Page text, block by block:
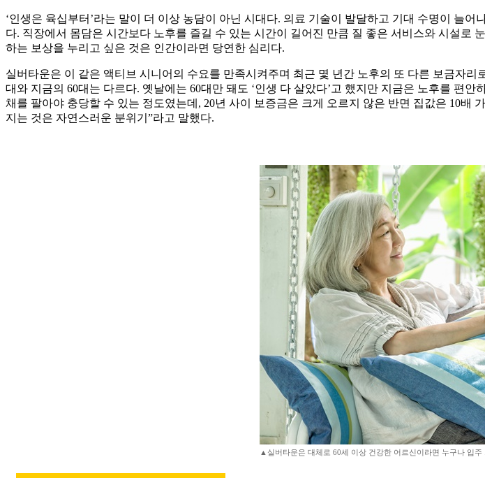
‘인생은 육십부터’라는 말이 더 이상 농담이 아닌 시대다. 의료 기술이 발달하고 기대 수명이 늘
다. 직장에서 몸담은 시간보다 노후를 즐길 수 있는 시간이 길어진 만큼 질 좋은 서비스와 시설로
하는 보상을 누리고 싶은 것은 인간이라면 당연한 심리다.
실버타운은 이 같은 액티브 시니어의 수요를 만족시켜주며 최근 몇 년간 노후의 또 다른 보금자
대와 지금의 60대는 다르다. 옛날에는 60대만 돼도 ‘인생 다 살았다’고 했지만 지금은 노후를 편
채를 팔아야 충당할 수 있는 정도였는데, 20년 사이 보증금은 크게 오르지 않은 반면 집값은 10
지는 것은 자연스러운 분위기”라고 말했다.
▲실버타운은 대체로 60세 이상 건강한 어르신이라면 누구나 입주